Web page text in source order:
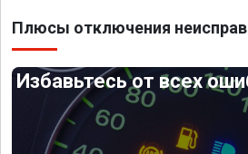
Плюсы отключения
Избавьтесь от всех